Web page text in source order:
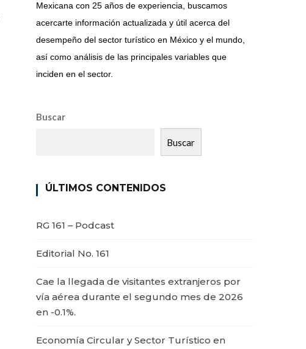
Mexicana con 25 años de experiencia, buscamos
acercarte información actualizada y útil acerca del
desempeño del sector turístico en México y el mundo,
así como análisis de las principales variables que
inciden en el sector.
Buscar
Buscar
ÚLTIMOS CONTENIDOS
RG 161 – Podcast
Editorial No. 161
Cae la llegada de visitantes extranjeros por
vía aérea durante el segundo mes de 2026
en -0.1%.
Economía Circular y Sector Turístico en